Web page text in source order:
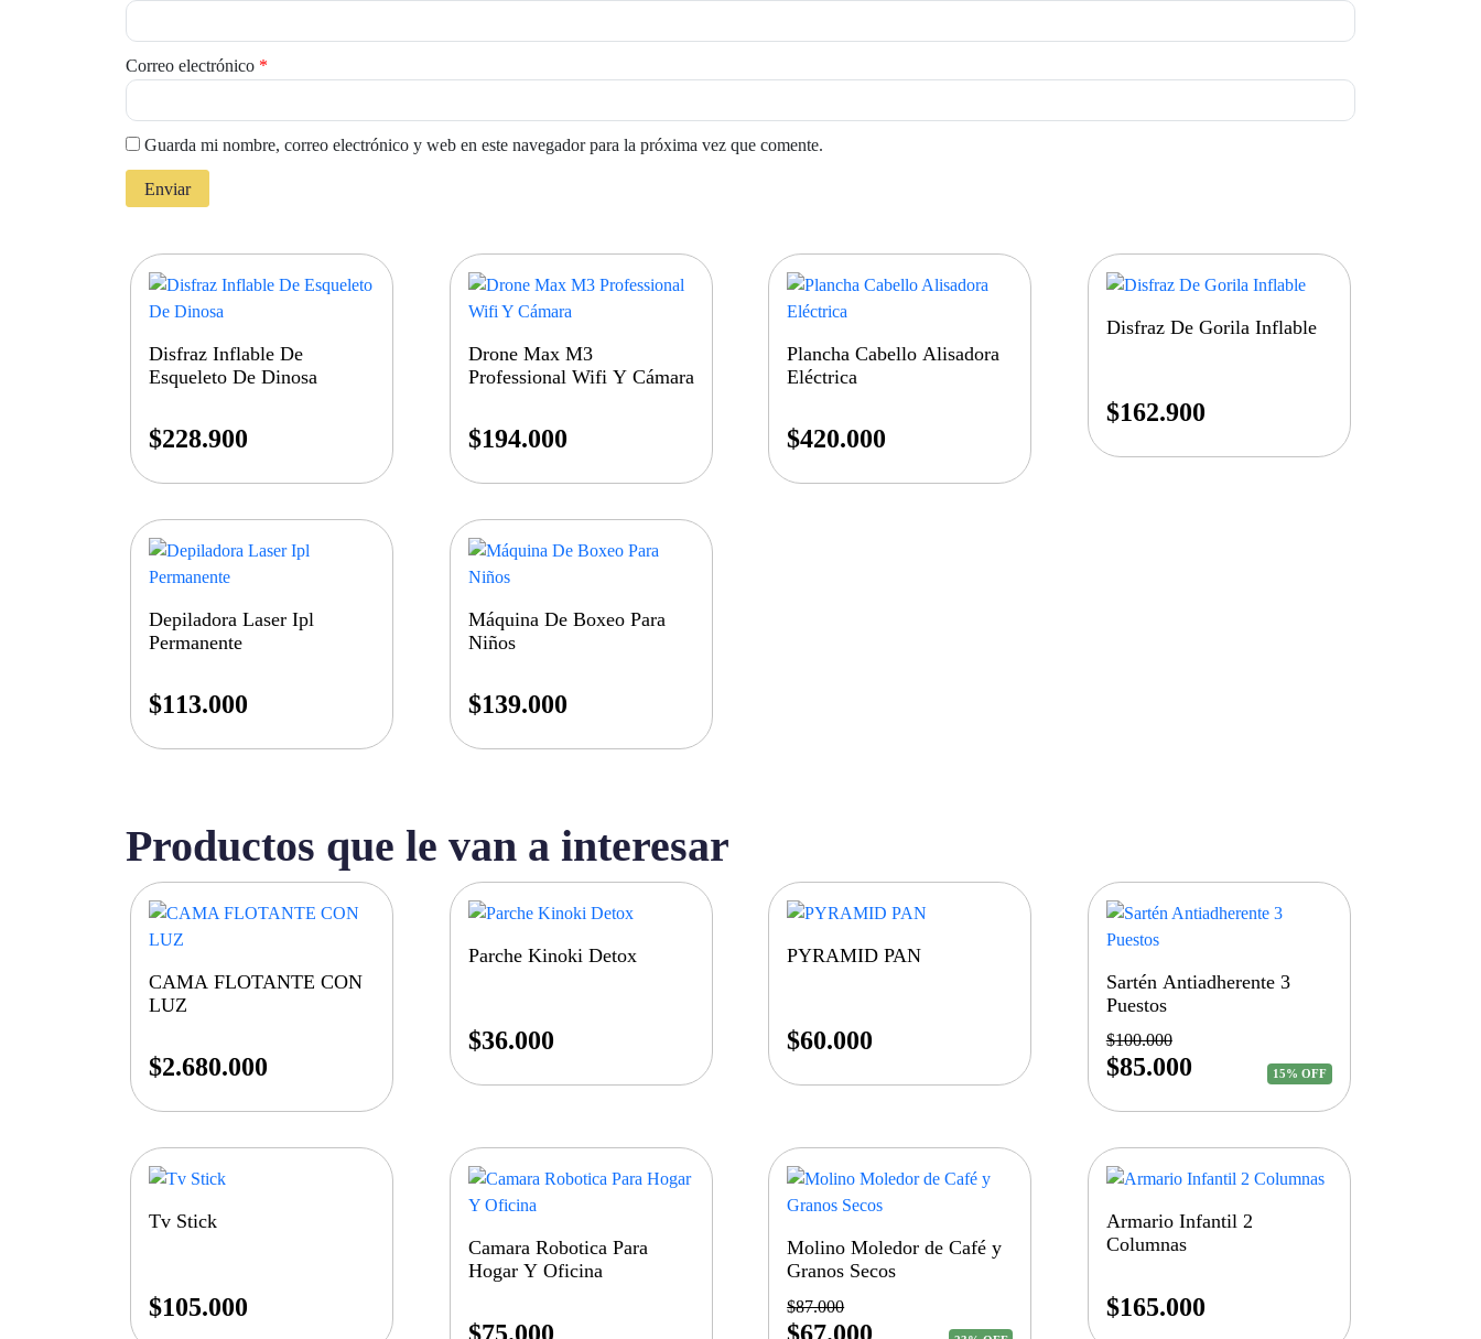
Correo electrónico *
Guarda mi nombre, correo electrónico y web en este navegador para la próxima vez que comente.
Disfraz Inflable De
Esqueleto De Dinosa
$228.900
Drone Max M3
Professional Wifi Y Cámara
$194.000
Plancha Cabello Alisadora
Eléctrica
$420.000
Disfraz De Gorila Inflable
$162.900
Depiladora Laser Ipl
Permanente
$113.000
Máquina De Boxeo Para
Niños
$139.000
Productos que le van a interesar
CAMA FLOTANTE CON
LUZ
$2.680.000
Parche Kinoki Detox
$36.000
PYRAMID PAN
$60.000
Sartén Antiadherente 3
Puestos
$100.000
$85.000 15% OFF
Tv Stick
$105.000
Camara Robotica Para
Hogar Y Oficina
$75.000
Molino Moledor de Café y
Granos Secos
$87.000
$67.000
Armario Infantil 2
Columnas
$165.000